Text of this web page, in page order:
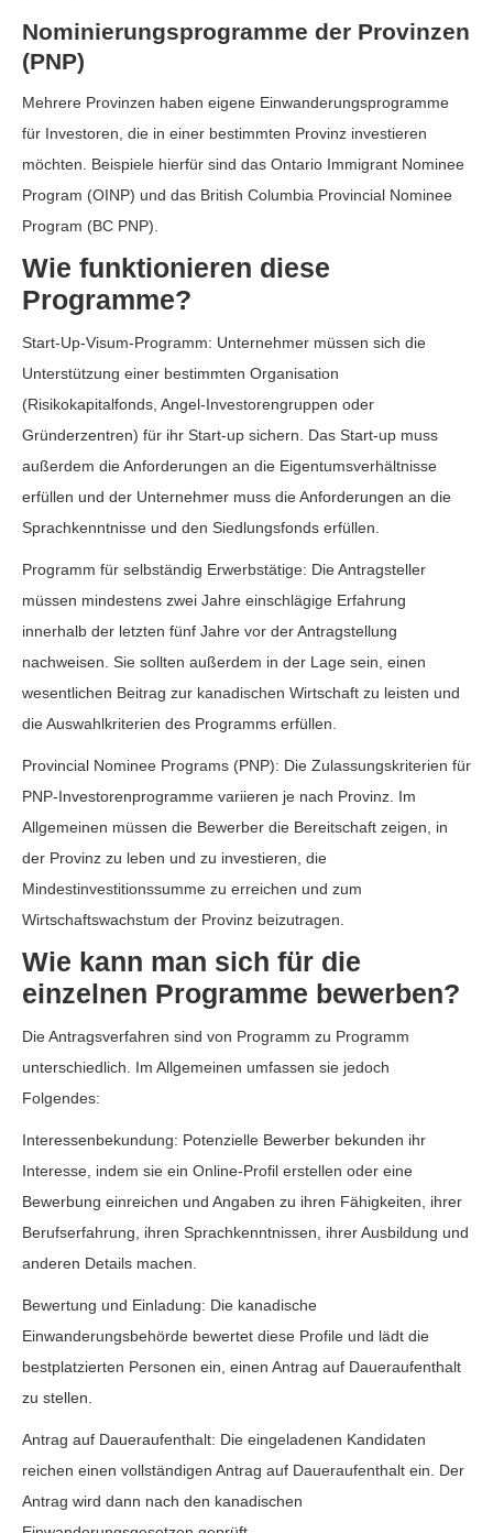
Nominierungsprogramme der Provinzen
(PNP)
Mehrere Provinzen haben eigene Einwanderungsprogramme
für Investoren, die in einer bestimmten Provinz investieren
möchten. Beispiele hierfür sind das Ontario Immigrant Nominee
Program (OINP) und das British Columbia Provincial Nominee
Program (BC PNP).
Wie funktionieren diese
Programme?
Start-Up-Visum-Programm: Unternehmer müssen sich die
Unterstützung einer bestimmten Organisation
(Risikokapitalfonds, Angel-Investorengruppen oder
Gründerzentren) für ihr Start-up sichern. Das Start-up muss
außerdem die Anforderungen an die Eigentumsverhältnisse
erfüllen und der Unternehmer muss die Anforderungen an die
Sprachkenntnisse und den Siedlungsfonds erfüllen.
Programm für selbständig Erwerbstätige: Die Antragsteller
müssen mindestens zwei Jahre einschlägige Erfahrung
innerhalb der letzten fünf Jahre vor der Antragstellung
nachweisen. Sie sollten außerdem in der Lage sein, einen
wesentlichen Beitrag zur kanadischen Wirtschaft zu leisten und
die Auswahlkriterien des Programms erfüllen.
Provincial Nominee Programs (PNP): Die Zulassungskriterien für
PNP-Investorenprogramme variieren je nach Provinz. Im
Allgemeinen müssen die Bewerber die Bereitschaft zeigen, in
der Provinz zu leben und zu investieren, die
Mindestinvestitionssumme zu erreichen und zum
Wirtschaftswachstum der Provinz beizutragen.
Wie kann man sich für die
einzelnen Programme bewerben?
Die Antragsverfahren sind von Programm zu Programm
unterschiedlich. Im Allgemeinen umfassen sie jedoch
Folgendes:
Interessenbekundung: Potenzielle Bewerber bekunden ihr
Interesse, indem sie ein Online-Profil erstellen oder eine
Bewerbung einreichen und Angaben zu ihren Fähigkeiten, ihrer
Berufserfahrung, ihren Sprachkenntnissen, ihrer Ausbildung und
anderen Details machen.
Bewertung und Einladung: Die kanadische
Einwanderungsbehörde bewertet diese Profile und lädt die
bestplatzierten Personen ein, einen Antrag auf Daueraufenthalt
zu stellen.
Antrag auf Daueraufenthalt: Die eingeladenen Kandidaten
reichen einen vollständigen Antrag auf Daueraufenthalt ein. Der
Antrag wird dann nach den kanadischen